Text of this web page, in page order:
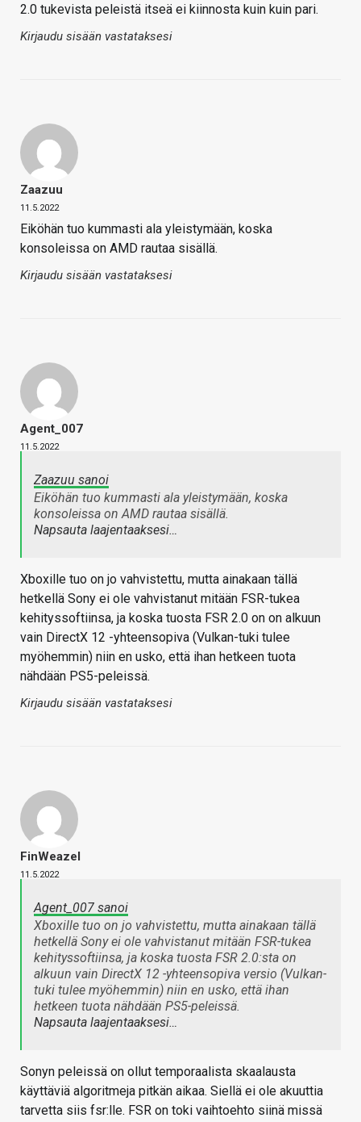
2.0 tukevista peleistä itseä ei kiinnosta kuin kuin pari.
Kirjaudu sisään vastataksesi
Zaazuu
11.5.2022
Eiköhän tuo kummasti ala yleistymään, koska
konsoleissa on AMD rautaa sisällä.
Kirjaudu sisään vastataksesi
Agent_007
11.5.2022
Zaazuu sanoi
Eiköhän tuo kummasti ala yleistymään, koska
konsoleissa on AMD rautaa sisällä.
Napsauta laajentaaksesi…
Xboxille tuo on jo vahvistettu, mutta ainakaan tällä
hetkellä Sony ei ole vahvistanut mitään FSR-tukea
kehityssoftiinsa, ja koska tuosta FSR 2.0 on on alkuun
vain DirectX 12 -yhteensopiva (Vulkan-tuki tulee
myöhemmin) niin en usko, että ihan hetkeen tuota
nähdään PS5-peleissä.
Kirjaudu sisään vastataksesi
FinWeazel
11.5.2022
Agent_007 sanoi
Xboxille tuo on jo vahvistettu, mutta ainakaan tällä
hetkellä Sony ei ole vahvistanut mitään FSR-tukea
kehityssoftiinsa, ja koska tuosta FSR 2.0:sta on
alkuun vain DirectX 12 -yhteensopiva versio (Vulkan-
tuki tulee myöhemmin) niin en usko, että ihan
hetkeen tuota nähdään PS5-peleissä.
Napsauta laajentaaksesi…
Sonyn peleissä on ollut temporaalista skaalausta
käyttäviä algoritmeja pitkän aikaa. Siellä ei ole akuuttia
tarvetta siis fsr:lle. FSR on toki vaihtoehto siinä missä